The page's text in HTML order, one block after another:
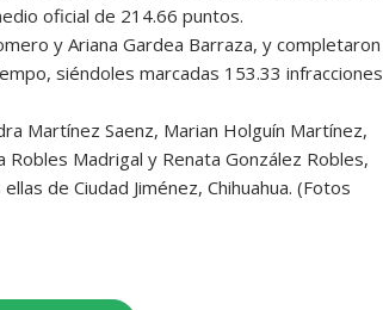
oficial de 214.66 puntos.
y Ariana Gardea Barraza, y completaron
siéndoles marcadas 153.33 infracciones
Martínez Saenz, Marian Holguín Martínez,
Robles Madrigal y Renata González Robles,
de Ciudad Jiménez, Chihuahua. (Fotos